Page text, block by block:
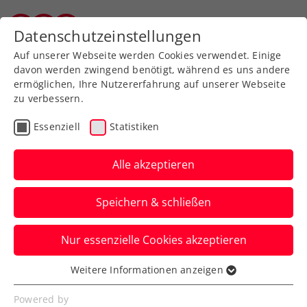
Zurück zur Newsübersicht
Turniere
Erste Bank Open:
Erler/Miedler mit starker
Vorstellung ins Halbfinale
Österreichs Spitzendoppel setzt sich im
Viertelfinale des ATP-500-Heimturniers in
Wien klar durch.
Verfasst von: Manuel Wachta, 25.10.2024
Datenschutzeinstellungen
Auf unserer Webseite werden Cookies verwendet. Einige
davon werden zwingend benötigt, während es uns andere
ermöglichen, Ihre Nutzererfahrung auf unserer Webseite
zu verbessern.
Essenziell Statistiken
Alle akzeptieren
Speichern & schließen
Nur essenzielle Cookies akzeptieren
Essenziell
Essenzielle Cookies werden für grundlegende
Weitere Informationen anzeigen
Powered by